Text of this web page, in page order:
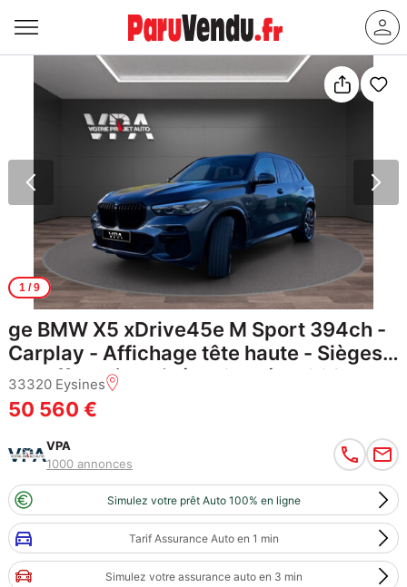
1/ 9
ge BMW X5 xDrive45e M Sport 394ch -
Carplay - Affichage tête haute - Sièges
chauffants/ventillés - Caméra 360°
33320 Eysines
50 560 €
VPA
1000 annonces
Simulez votre prêt Auto 100% en ligne
Tarif Assurance Auto en 1 min
Simulez votre assurance auto en 3 min